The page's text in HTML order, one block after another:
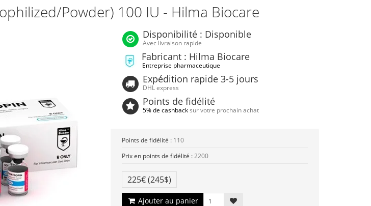
Powder) 100 IU - Hilma Biocare
Disponibilité : Disponible
Avec livraison rapide
Fabricant : Hilma Biocare
Entreprise pharmaceutique
Expédition rapide 3-5 jours
DHL express
Points de fidélité
5% de cashbacksur votre prochain achat
Points de fidélité : 110
Prix en points de fidélité : 2200
225€(245$)
Ajouter au panier